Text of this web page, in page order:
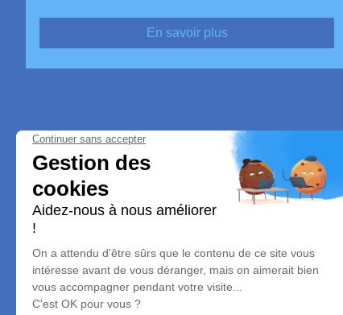
En savoir plus
Pompes Funèbres Hervé
Nos équipes vous aident à honorer la mémoire de la
perpétuer son souvenir dans le respect de ses
dignité dans son dernier voyage.
Notre agence